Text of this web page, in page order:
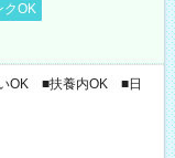
クOK
OK ■扶養内OK ■日